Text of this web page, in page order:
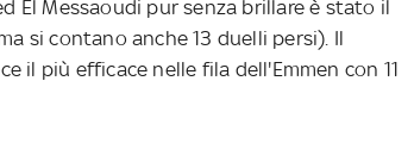
El Messaoudi pur senza brillare è stato il
si contano anche 13 duelli persi). Il
il più efficace nelle fila dell'Emmen con 11